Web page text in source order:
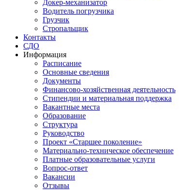
Докер-механизатор
Водитель погрузчика
Грузчик
Стропальщик
Контакты
СДО
Информация
Расписание
Основные сведения
Документы
Финансово-хозяйственная деятельность
Стипендии и материальная поддержка
Вакантные места
Образование
Структура
Руководство
Проект «Старшее поколение»
Материально-техническое обеспечение
Платные образовательные услуги
Вопрос-ответ
Вакансии
Отзывы